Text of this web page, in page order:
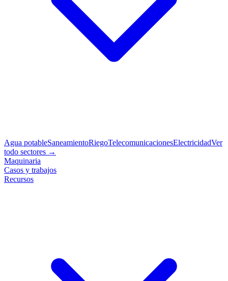
Agua potableSaneamientoRiegoTelecomunicacionesElectricidadVer
todo sectores →
Maquinaria
Casos y trabajos
Recursos